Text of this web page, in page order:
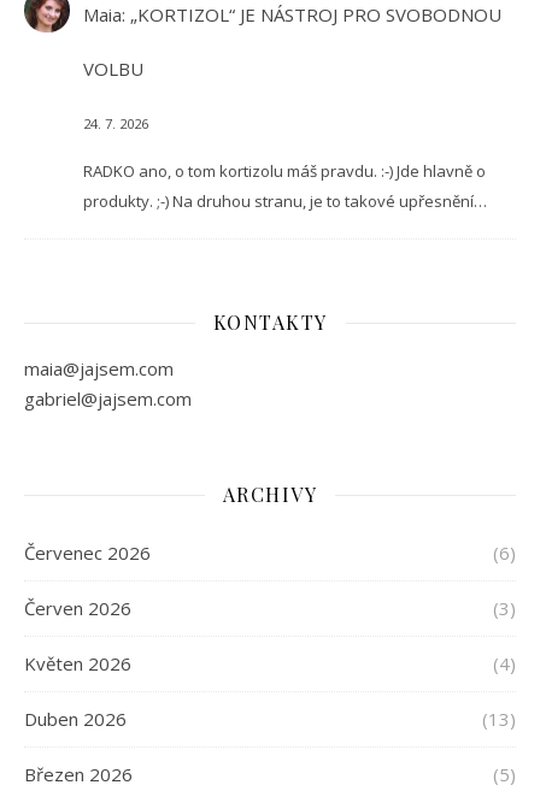
Maia: „KORTIZOL“ JE NÁSTROJ PRO SVOBODNOU
VOLBU
24. 7. 2026
RADKO ano, o tom kortizolu máš pravdu. :-) Jde hlavně o
produkty. ;-) Na druhou stranu, je to takové upřesnění…
KONTAKTY
maia@jajsem.com
gabriel@jajsem.com
ARCHIVY
Červenec 2026 (6)
Červen 2026 (3)
Květen 2026 (4)
Duben 2026 (13)
Březen 2026 (5)